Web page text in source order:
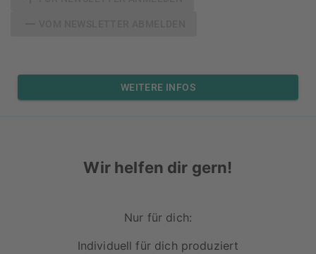
WEITERE INFOS
Wir helfen dir gern!
Nur für dich:
Individuell für dich produziert